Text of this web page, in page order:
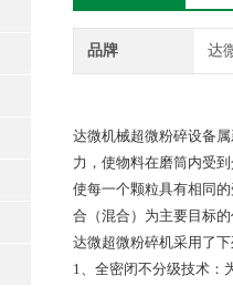
品牌 达
达微机械超微粉碎设备
力，使物料在磨筒内受
使每一个颗粒具有相同
合（混合）为主要目标
达微超微粉碎机采用了
1、全密闭不分级技术：